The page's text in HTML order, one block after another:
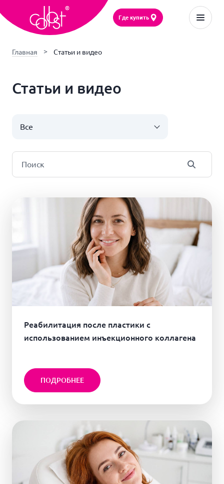
Где купить
Главная Статьи и видео
Статьи и видео
Все
Реабилитация после пластики с
использованием инъекционного коллагена
ПОДРОБНЕЕ